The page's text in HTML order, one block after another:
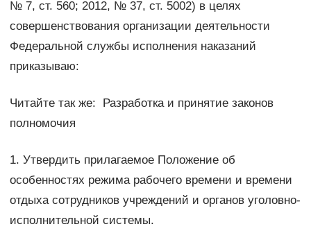
№ 7, ст. 560; 2012, № 37, ст. 5002) в целях
совершенствования организации деятельности
Федеральной службы исполнения наказаний
приказываю:
Читайте так же: Разработка и принятие законов
полномочия
1. Утвердить прилагаемое Положение об
особенностях режима рабочего времени и времени
отдыха сотрудников учреждений и органов уголовно-
исполнительной системы.